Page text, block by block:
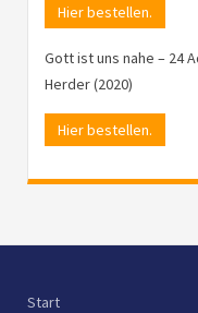
Hier bestellen.
Gott ist uns nahe – 24
Herder (2020)
Hier bestellen.
Start